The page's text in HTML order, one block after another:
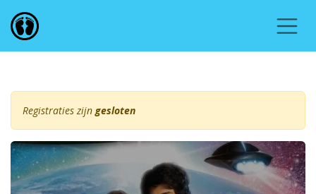
Registraties zijngesloten